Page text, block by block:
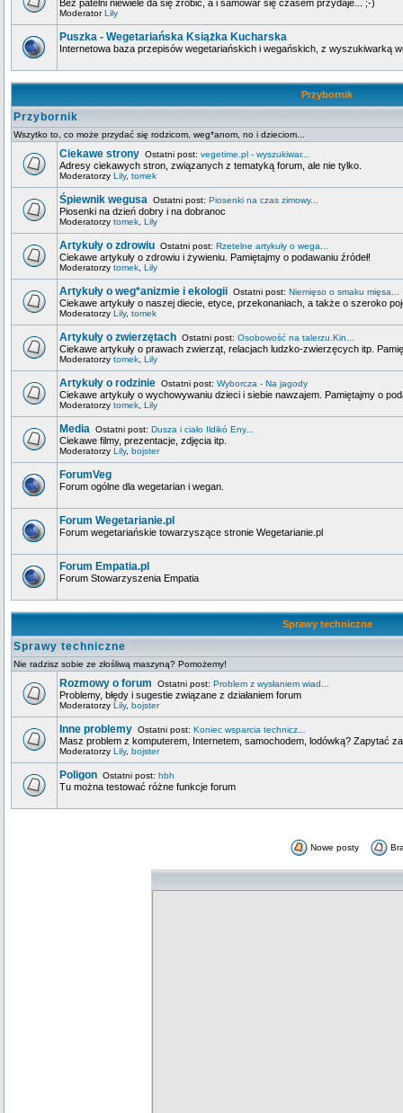
Bez patelni niewiele da się zrobić, a i samowar się czasem przydaje... ;-)
ModeratorLily
Puszka - Wegetariańska Książka Kucharska
Internetowa baza przepisów wegetariańskich i wegańskich, z wyszukiwarką
Przybornik
Przybornik
Wszytko to, co może przydać się rodzicom, weg*anom, no i dzieciom...
Ciekawe strony Ostatni post: vegetime.pl - wyszukiwar...
Adresy ciekawych stron, związanych z tematyką forum, ale nie tylko.
Moderatorzy Lily, tomek
Śpiewnik wegusa Ostatni post: Piosenki na czas zimowy...
Piosenki na dzień dobry i na dobranoc
Moderatorzy tomek Lily
Artykuły o zdrowiu Ostatni post: Rzetelne artykuły o wega...
Ciekawe artykuły o zdrowiu i żywieniu. Pamiętajmy o podawaniu źródeł!
Moderatorzy tomek Lily
Artykuły o weg*anizmie i ekologii Ostatni post: Niemięso o smaku mięsa...
Ciekawe artykuły o naszej diecie, etyce, przekonaniach, a także o szeroko
Moderatorzy Lily, tomek
Artykuły o zwierzętach Ostatni post: Osobowość na talerzu.Kin...
Ciekawe artykuły o prawach zwierząt, relacjach ludzko-zwierzęcych itp.
Moderatorzy tomek Lily
Artykuły o rodzinie Ostatni post: Wyborcza - Na jagody
Ciekawe artykuły o wychowywaniu dzieci i siebie nawzajem. Pamiętajmy o
Moderatorzy tomek Lily
Media Ostatni post: Dusza i ciało Ildikó Eny...
Ciekawe filmy, prezentacje, zdjęcia itp.
Moderatorzy Lily, bojster
ForumVeg
Forum ogólne dla wegetarian i wegan.
Forum Wegetarianie.pl
Forum wegetariańskie towarzyszące stronie Wegetarianie.pl
Forum Empatia.pl
Forum Stowarzyszenia Empatia
Sprawy techniczne
Sprawy techniczne
Nie radzisz sobie ze złośliwą maszyną? Pomożemy!
Rozmowy o forum Ostatni post: Problem z wysłaniem wiad...
Problemy, błędy i sugestie związane z działaniem forum
Moderatorzy Lily, bojster
Inne problemy Ostatni post: Koniec wsparcia technicz...
Masz problem z komputerem, Internetem, samochodem, lodówką? Zapytać
Moderatorzy Lily, bojster
Poligon Ostatni post: hbh
Tu można testować różne funkcje forum
Nowe posty